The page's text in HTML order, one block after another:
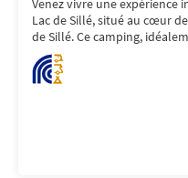
Venez vivre une expérience
Lac de Sillé, situé au cœur
de Sillé. Ce camping,